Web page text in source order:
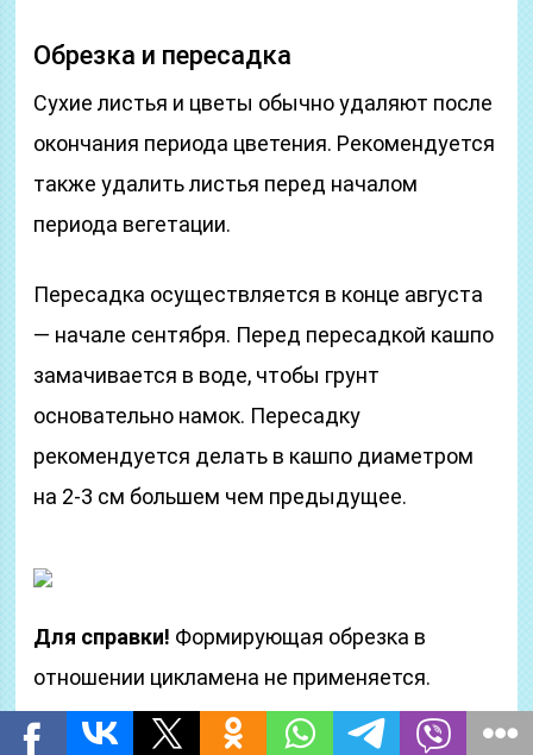
Обрезка и пересадка
Сухие листья и цветы обычно удаляют после
окончания периода цветения. Рекомендуется
также удалить листья перед началом
периода вегетации.
Пересадка осуществляется в конце августа
— начале сентября. Перед пересадкой кашпо
замачивается в воде, чтобы грунт
основательно намок. Пересадку
рекомендуется делать в кашпо диаметром
на 2-3 см большем чем предыдущее.
Для справки! Формирующая обрезка в
отношении цикламена не применяется.
Особенности цветения растения